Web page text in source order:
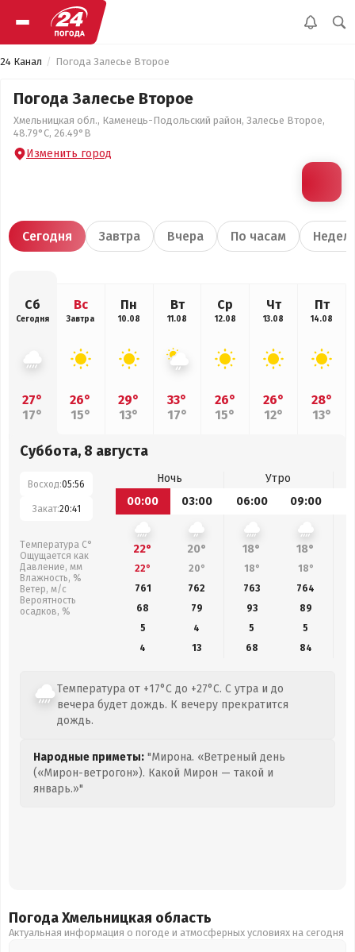
24 Канал Погода Залесье Второе
Погода Залесье Второе
Хмельницкая обл., Каменець-Подольский район, Залесье Второе,
48.79°С, 26.49°В
Изменить город
Сегодня Завтра Вчера По часам
Сб
Сегодня
27°
17°
Вс
Завтра
26°
15°
Пн
10.08
29°
13°
Вт
11.08
33°
17°
Ср
12.08
26°
15°
Чт
13.08
26°
12°
Пт
14.08
28°
13°
Суббота, 8 августа
Восход:05:56
Закат:20:41
Температура С°
Ощущается как
Давление, мм
Влажность, %
Ветер, м/с
Вероятность
осадков, %
Ночь
Утро
00:00
03:00 06:00 09:00
22° 20° 18° 18°
22° 20° 18° 18°
761
762 763 764
68
79 93 89
5
4 5
5
4
13 68 84
Температура от +17°C до +27°C. С утра и до
вечера будет дождь. К вечеру прекратится
дождь.
Народные приметы: "Мирона. «Ветреный день
(«Мирон-ветрогон»). Какой Мирон — такой и
январь.»"
Погода Хмельницкая область
Актуальная информация о погоде и атмосферных условиях на сегодня